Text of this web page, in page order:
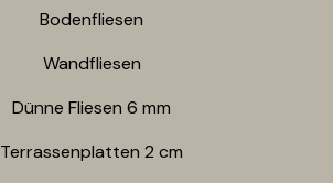
Bodenfliesen​
Wandfliesen
Dünne Fliesen 6 mm​
Terrassenplatten 2 cm